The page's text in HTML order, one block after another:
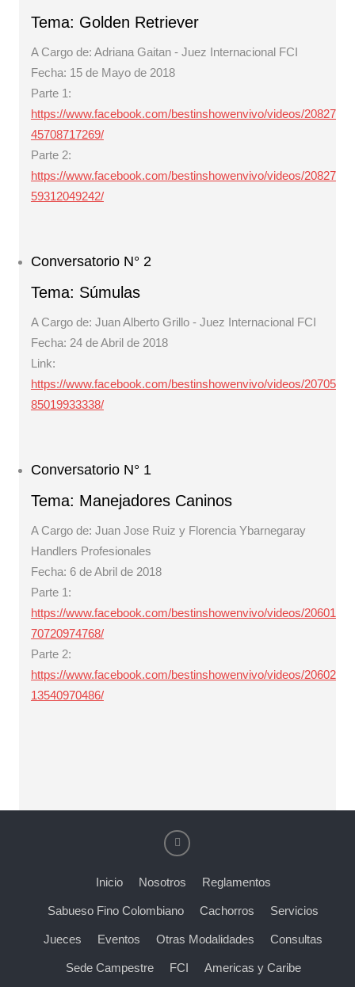
Tema: Golden Retriever
A Cargo de: Adriana Gaitan - Juez Internacional FCI
Fecha: 15 de Mayo de 2018
Parte 1:
https://www.facebook.com/bestinshowenvivo/videos/20827
45708717269/
Parte 2:
https://www.facebook.com/bestinshowenvivo/videos/20827
59312049242/
Conversatorio N° 2
Tema: Súmulas
A Cargo de: Juan Alberto Grillo - Juez Internacional FCI
Fecha: 24 de Abril de 2018
Link:
https://www.facebook.com/bestinshowenvivo/videos/20705
85019933338/
Conversatorio N° 1
Tema: Manejadores Caninos
A Cargo de: Juan Jose Ruiz y Florencia Ybarnegaray
Handlers Profesionales
Fecha: 6 de Abril de 2018
Parte 1:
https://www.facebook.com/bestinshowenvivo/videos/20601
70720974768/
Parte 2:
https://www.facebook.com/bestinshowenvivo/videos/20602
13540970486/
Inicio Nosotros Reglamentos
Sabueso Fino Colombiano Cachorros Servicios
Jueces Eventos Otras Modalidades Consultas
Sede Campestre FCI Americas y Caribe